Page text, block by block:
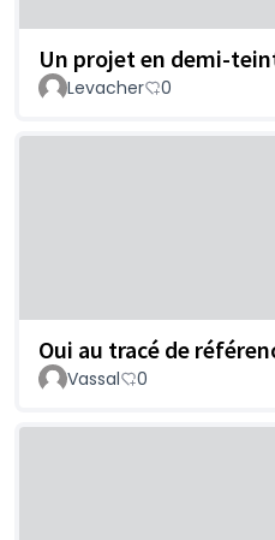
Un projet en demi-
Levacher 0
Oui au tracé de
Vassal 0